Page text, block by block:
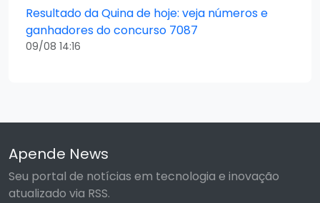
Resultado da Quina de hoje: veja números e
ganhadores do concurso 7087
09/08 14:16
Apende News
Seu portal de notícias em tecnologia e inovação
atualizado via RSS.